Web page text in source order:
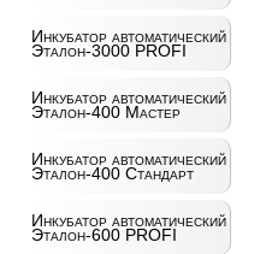
Инкубатор автоматический
Эталон-3000 PROFI
Инкубатор автоматический
Эталон-400 Мастер
Инкубатор автоматический
Эталон-400 Стандарт
Инкубатор автоматический
Эталон-600 PROFI